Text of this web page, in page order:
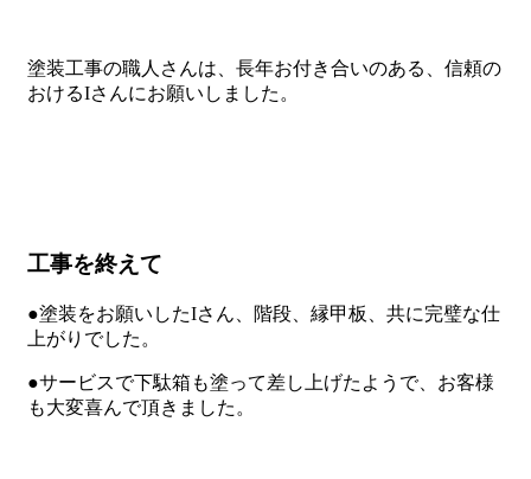
塗装工事の職人さんは、長年お付き合いのある、信頼の
おけるIさんにお願いしました。
工事を終えて
●塗装をお願いしたIさん、階段、縁甲板、共に完璧な仕
上がりでした。
●サービスで下駄箱も塗って差し上げたようで、お客様
も大変喜んで頂きました。